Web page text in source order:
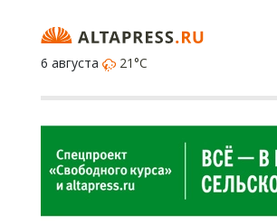
6 августа
21°C